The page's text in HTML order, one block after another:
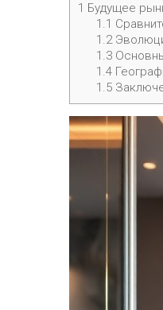
1 Будущее
1.1
1.2
1.3
1.4
1.5